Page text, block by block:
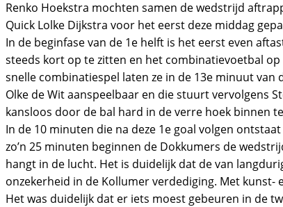
Renko Hoekstra mochten samen de wedstrijd
Quick Lolke Dijkstra voor het eerst deze middag
In de beginfase van de 1e helft is het eerst even
steeds kort op te zitten en het combinatievoetbal
snelle combinatiespel laten ze in de 13e minuut van
Olke de Wit aanspeelbaar en die stuurt vervolgens
kansloos door de bal hard in de verre hoek binnen
In de 10 minuten die na deze 1e goal volgen
zo’n 25 minuten beginnen de Dokkumers de
hangt in de lucht. Het is duidelijk dat de van
onzekerheid in de Kollumer verdediging. Met
Het was duidelijk dat er iets moest gebeuren in de